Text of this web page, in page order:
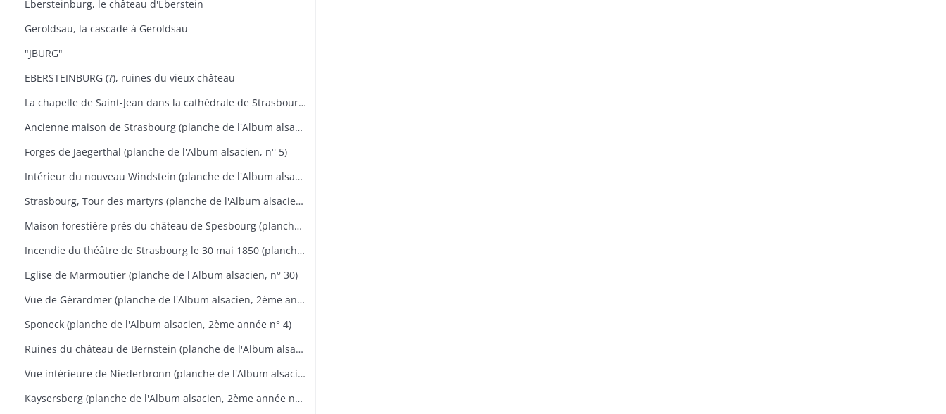
Ebersteinburg, le château d'Eberstein
Geroldsau, la cascade à Geroldsau
"JBURG"
EBERSTEINBURG (?), ruines du vieux château
La chapelle de Saint-Jean dans la cathédrale de Strasbourg (planche de l'Album alsacien, n° 3)
Ancienne maison de Strasbourg (planche de l'Album alsacien, n° 4)
Forges de Jaegerthal (planche de l'Album alsacien, n° 5)
Intérieur du nouveau Windstein (planche de l'Album alsacien, n° 13)
Strasbourg, Tour des martyrs (planche de l'Album alsacien, n° 17)
Maison forestière près du château de Spesbourg (planche de l'Album alsacien, n° 18)
Incendie du théâtre de Strasbourg le 30 mai 1850 (planche de l'Album alsacien, n° 29)
Eglise de Marmoutier (planche de l'Album alsacien, n° 30)
Vue de Gérardmer (planche de l'Album alsacien, 2ème année n°1)
Sponeck (planche de l'Album alsacien, 2ème année n° 4)
Ruines du château de Bernstein (planche de l'Album alsacien, 2ème année n° 9)
Vue intérieure de Niederbronn (planche de l'Album alsacien, 2ème année n° 11)
Kaysersberg (planche de l'Album alsacien, 2ème année n° 17)